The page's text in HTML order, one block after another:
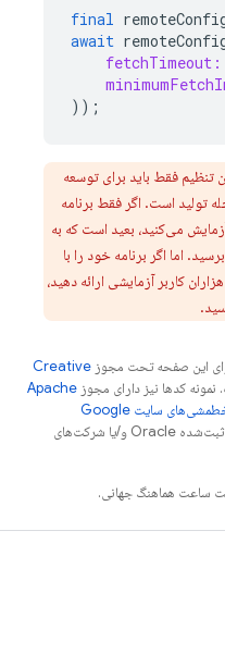
final
await
fetchTimeout:
));
تنظیم فقط باید برای توسعه
تولید است. اگر فقط برنامه
تیم توسعه کوچک ۱۰ نفره آزمایش می‌کنید، بعید است که به
اما اگر برنامه خود را با
کاربر آزمایشی ارائه دهید،
این صفحه تحت مجوز Creative
کدها نیز دارای مجوز Apache
خطمشی‌های سایت Google
مراجعه کنید. جاوا علامت تجاری ثبت‌شده Oracle و/یا شرکت‌های